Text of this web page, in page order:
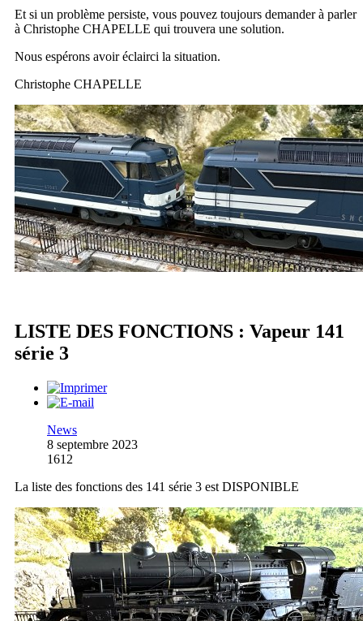
Et si un problème persiste, vous pouvez toujours demander à parler
à Christophe CHAPELLE qui trouvera une solution.
Nous espérons avoir éclairci la situation.
Christophe CHAPELLE
LISTE DES FONCTIONS : Vapeur 141
série 3
News
8 septembre 2023
1612
La liste des fonctions des 141 série 3 est DISPONIBLE